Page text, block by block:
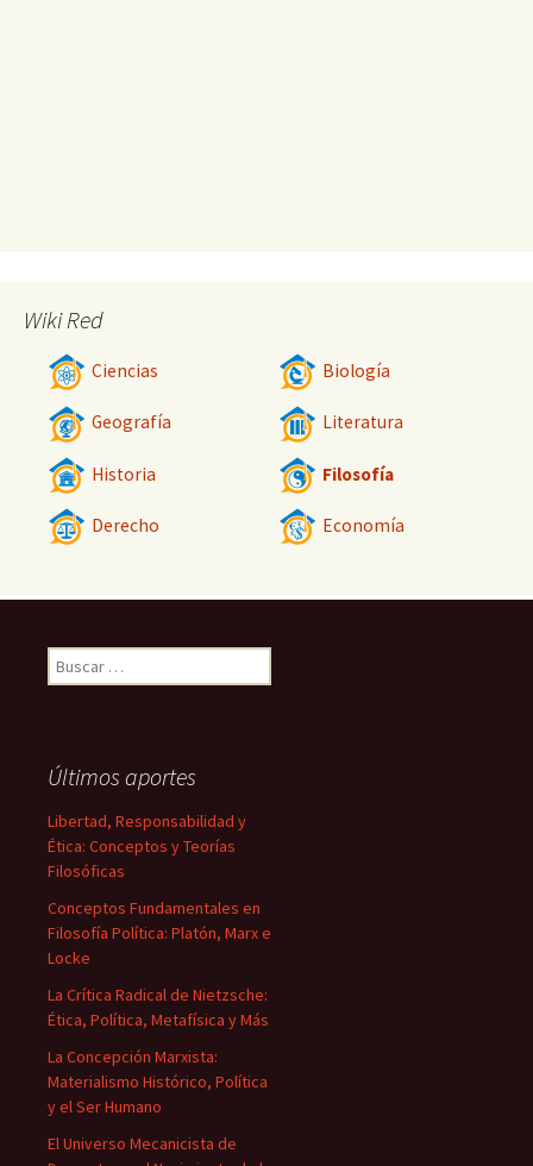
Wiki Red
Ciencias Biología
Geografía Literatura
Historia Filosofía
Derecho Economía
Buscar:
Últimos aportes
Libertad, Responsabilidad y
Ética: Conceptos y Teorías
Filosóficas
Conceptos Fundamentales en
Filosofía Política: Platón, Marx e
Locke
La Crítica Radical de Nietzsche:
Ética, Política, Metafísica y Más
La Concepción Marxista:
Materialismo Histórico, Política
y el Ser Humano
El Universo Mecanicista de